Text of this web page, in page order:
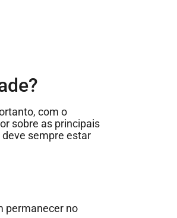
com o
sobre as principais
sempre estar
permanecer no